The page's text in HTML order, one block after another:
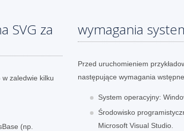
SVG za
w zaledwie kilku
(np.
wymagania
Przed uruchomieniem
następujące wymagania
System operacyjny:
Środowisko
Microsoft Visual Studio.